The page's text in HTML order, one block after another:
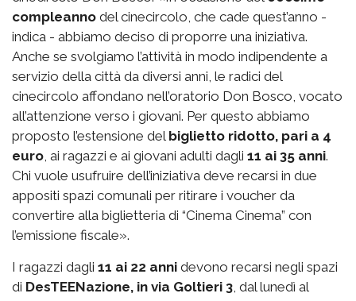
compleanno del cinecircolo, che cade quest’anno -
indica - abbiamo deciso di proporre una iniziativa.
Anche se svolgiamo l’attività in modo indipendente a
servizio della città da diversi anni, le radici del
cinecircolo affondano nell’oratorio Don Bosco, vocato
all’attenzione verso i giovani. Per questo abbiamo
proposto l’estensione del biglietto ridotto, pari a 4
euro, ai ragazzi e ai giovani adulti dagli 11 ai 35 anni.
Chi vuole usufruire dell’iniziativa deve recarsi in due
appositi spazi comunali per ritirare i voucher da
convertire alla biglietteria di “Cinema Cinema” con
l’emissione fiscale».
I ragazzi dagli 11 ai 22 anni devono recarsi negli spazi
di DesTEENazione, in via Goltieri 3, dal lunedì al